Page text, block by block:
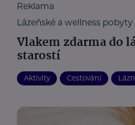
Reklama
Lázeňské a wellness pobyty
Vlakem zdarma do
starostí
Aktivity Cestování